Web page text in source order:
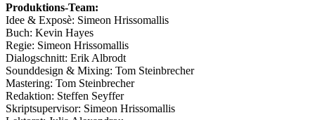
Produktions-Team:
Idee & Exposè: Simeon Hrissomallis
Buch: Kevin Hayes
Regie: Simeon Hrissomallis
Dialogschnitt: Erik Albrodt
Sounddesign & Mixing: Tom Steinbrecher
Mastering: Tom Steinbrecher
Redaktion: Steffen Seyffer
Skriptsupervisor: Simeon Hrissomallis